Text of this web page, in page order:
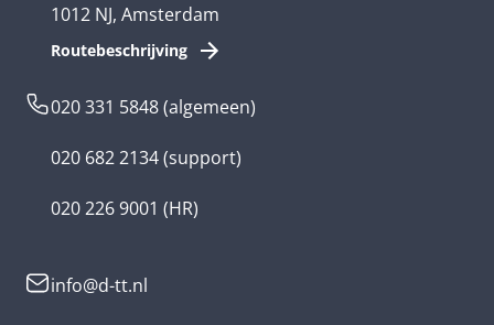
Hybride app
Community app
1012 NJ, Amsterdam
Routebeschrijving
020 331 5848(algemeen)
020 682 2134(support)
020 226 9001 (HR)
info@d-tt.nl